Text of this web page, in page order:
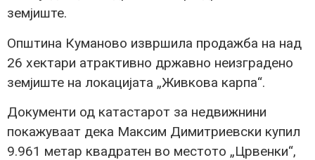
земјиште.
Општина Куманово извршила продажба на над
26 хектари атрактивно државно неизградено
земјиште на локацијата „Живкова карпа“.
Документи од катастарот за недвижнини
покажуваат дека Максим Димитриевски купил
9.961 метар квадратен во местото „Црвенки“,